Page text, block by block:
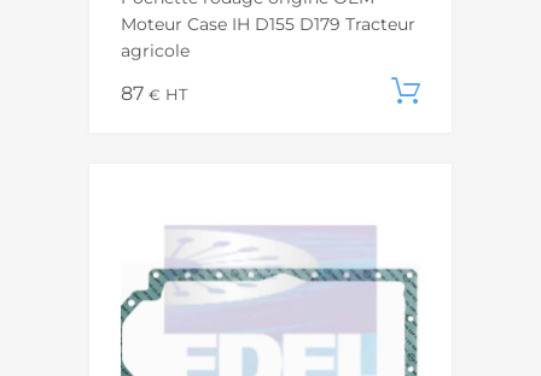
Moteur Case IH D155 D179 Tracteur
agricole
87 € HT